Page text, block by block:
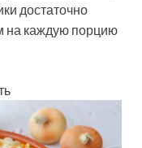
достаточно
на каждую порцию